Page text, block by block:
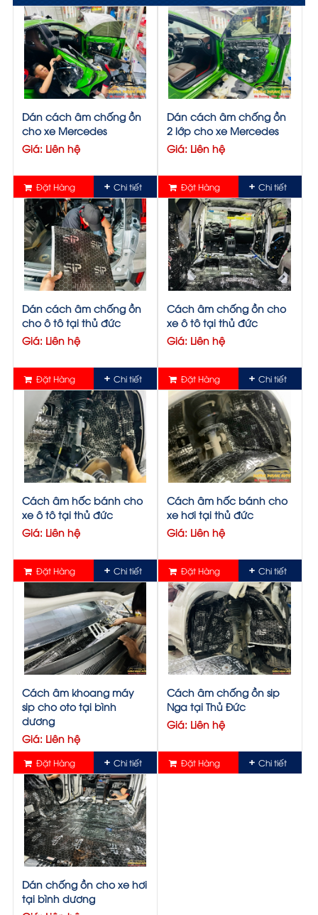
Dán cách âm chống ồn
cho xe Mercedes
Giá: Liên hệ
Đặt Hàng Chi tiết
Dán cách âm chống ồn
2 lớp cho xe Mercedes
Giá: Liên hệ
Đặt Hàng Chi tiết
Dán cách âm chống ồn
cho ô tô tại thủ đức
Giá: Liên hệ
Đặt Hàng Chi tiết
Cách âm chống ồn cho
xe ô tô tại thủ đức
Giá: Liên hệ
Đặt Hàng Chi tiết
Cách âm hốc bánh cho
xe ô tô tại thủ đức
Giá: Liên hệ
Đặt Hàng Chi tiết
Cách âm hốc bánh cho
xe hơi tại thủ đức
Giá: Liên hệ
Đặt Hàng Chi tiết
Cách âm khoang máy
sip cho oto tại bình
dương
Giá: Liên hệ
Đặt Hàng Chi tiết
Cách âm chống ồn sip
Nga tại Thủ Đức
Giá: Liên hệ
Đặt Hàng Chi tiết
Dán chống ồn cho xe hơi
tại bình dương